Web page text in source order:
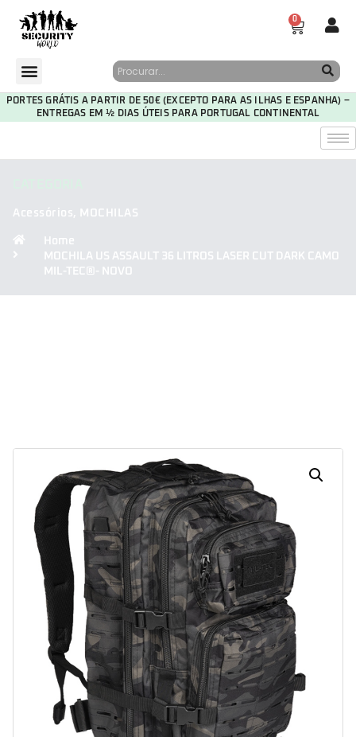
0
PORTES GRÁTIS A PARTIR DE 50€ (EXCEPTO PARA AS ILHAS E ESPANHA) –
ENTREGAS EM ½ DIAS ÚTEIS PARA PORTUGAL CONTINENTAL
Acessórios, MOCHILAS
Home
MOCHILA US ASSAULT 36 LITROS LASER CUT DARK CAMO
MIL-TEC®- NOVO